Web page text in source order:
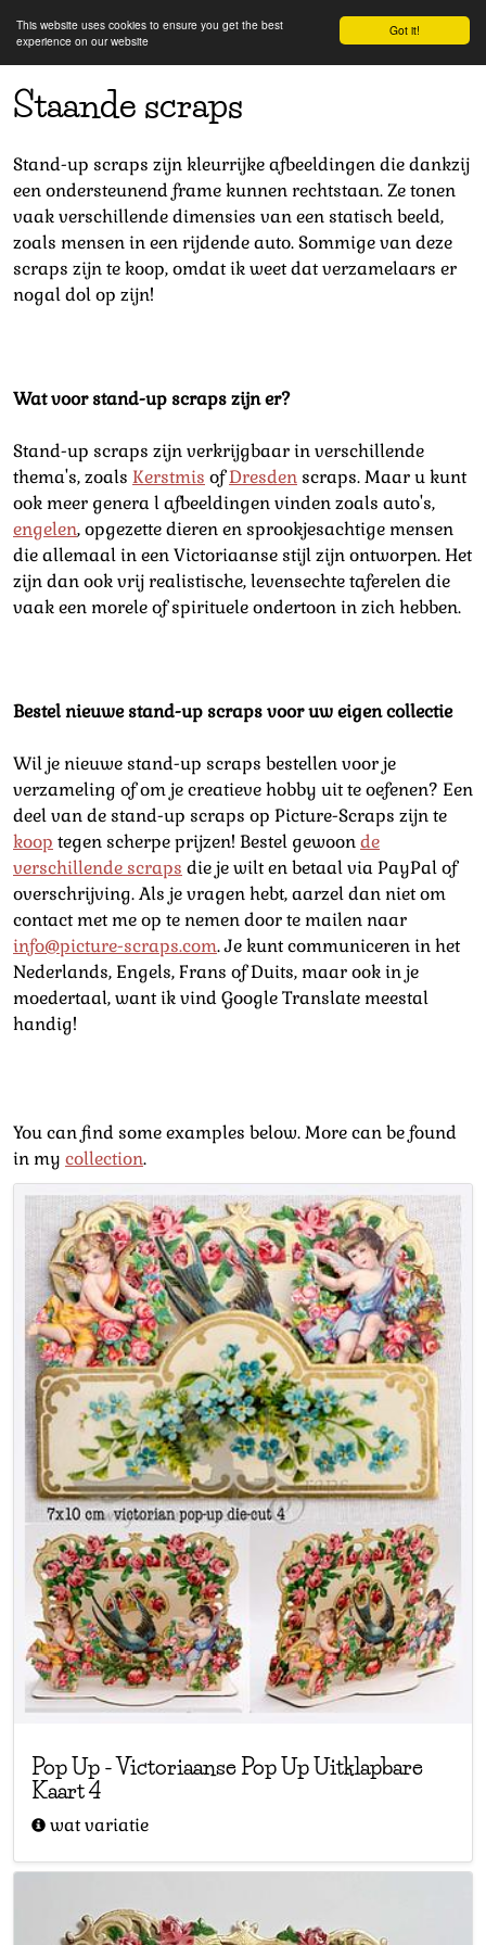
Got it!
This website uses cookies to ensure you get the best
experience on our website
Staande scraps
Stand-up scraps zijn kleurrijke afbeeldingen die dankzij
een ondersteunend frame kunnen rechtstaan. Ze tonen
vaak verschillende dimensies van een statisch beeld,
zoals mensen in een rijdende auto. Sommige van deze
scraps zijn te koop, omdat ik weet dat verzamelaars er
nogal dol op zijn!
Wat voor stand-up scraps zijn er?
Stand-up scraps zijn verkrijgbaar in verschillende
thema's, zoals Kerstmis ofDresden scraps. Maar u kunt
ook meer genera l afbeeldingen vinden zoals auto's,
engelen, opgezette dieren en sprookjesachtige mensen
die allemaal in een Victoriaanse stijl zijn ontworpen. Het
zijn dan ook vrij realistische, levensechte taferelen die
vaak een morele of spirituele ondertoon in zich hebben.
Bestel nieuwe stand-up scraps voor uw eigen collectie
Wil je nieuwe stand-up scraps bestellen voor je
verzameling of om je creatieve hobby uit te oefenen? Een
deel van de stand-up scraps op Picture-Scraps zijn te
koop tegen scherpe prijzen! Bestel gewoonde
verschillende scraps die je wilt en betaal via PayPal of
overschrijving. Als je vragen hebt, aarzel dan niet om
contact met me op te nemen door te mailen naar
info@picture-scraps.com. Je kunt communiceren in het
Nederlands, Engels, Frans of Duits, maar ook in je
moedertaal, want ik vind Google Translate meestal
handig!
You can find some examples below. More can be found
in my collection.
Pop Up -Victoriaanse Pop Up Uitklapbare
Kaart 4
wat variatie